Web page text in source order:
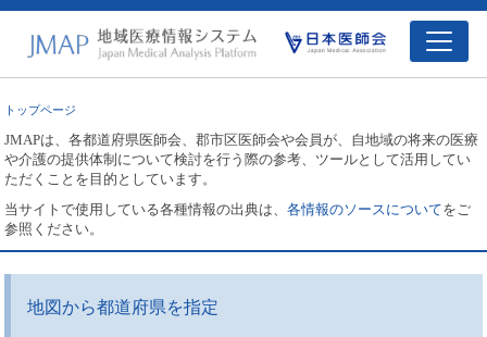
トップページ
JMAPは、各都道府県医師会、郡市区医師会や会員が、自地域の将来の医療
や介護の提供体制について検討を行う際の参考、ツールとして活用してい
ただくことを目的としています。
当サイトで使用している各種情報の出典は、各情報のソースについてをご
参照ください。
地図から都道府県を指定